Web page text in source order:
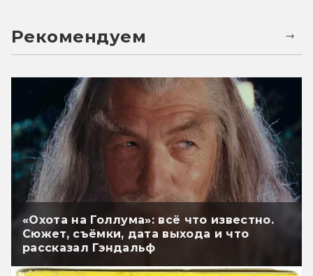
Рекомендуем
«Охота на Голлума»: всё что известно.
Сюжет, съёмки, дата выхода и что
рассказал Гэндальф